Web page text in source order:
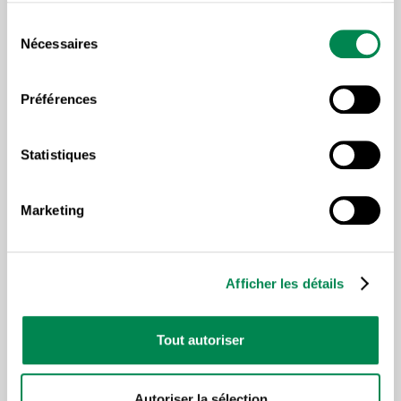
Nécessaires
Préférences
Statistiques
Marketing
Afficher les détails
Tout autoriser
Lire plus d'articles sous la
même thématique